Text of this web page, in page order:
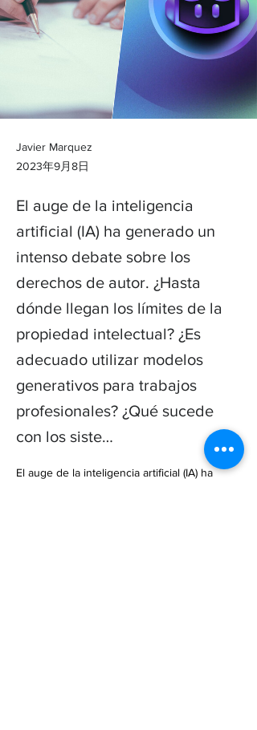
Javier Marquez
2023年9月8日
El auge de la inteligencia
artificial (IA) ha generado un
intenso debate sobre los
derechos de autor. ¿Hasta
dónde llegan los límites de la
propiedad intelectual? ¿Es
adecuado utilizar modelos
generativos para trabajos
profesionales? ¿Qué sucede
con los siste…
El auge de la inteligencia artificial (IA) ha